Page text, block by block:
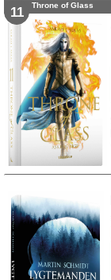
11 Throne of Glass